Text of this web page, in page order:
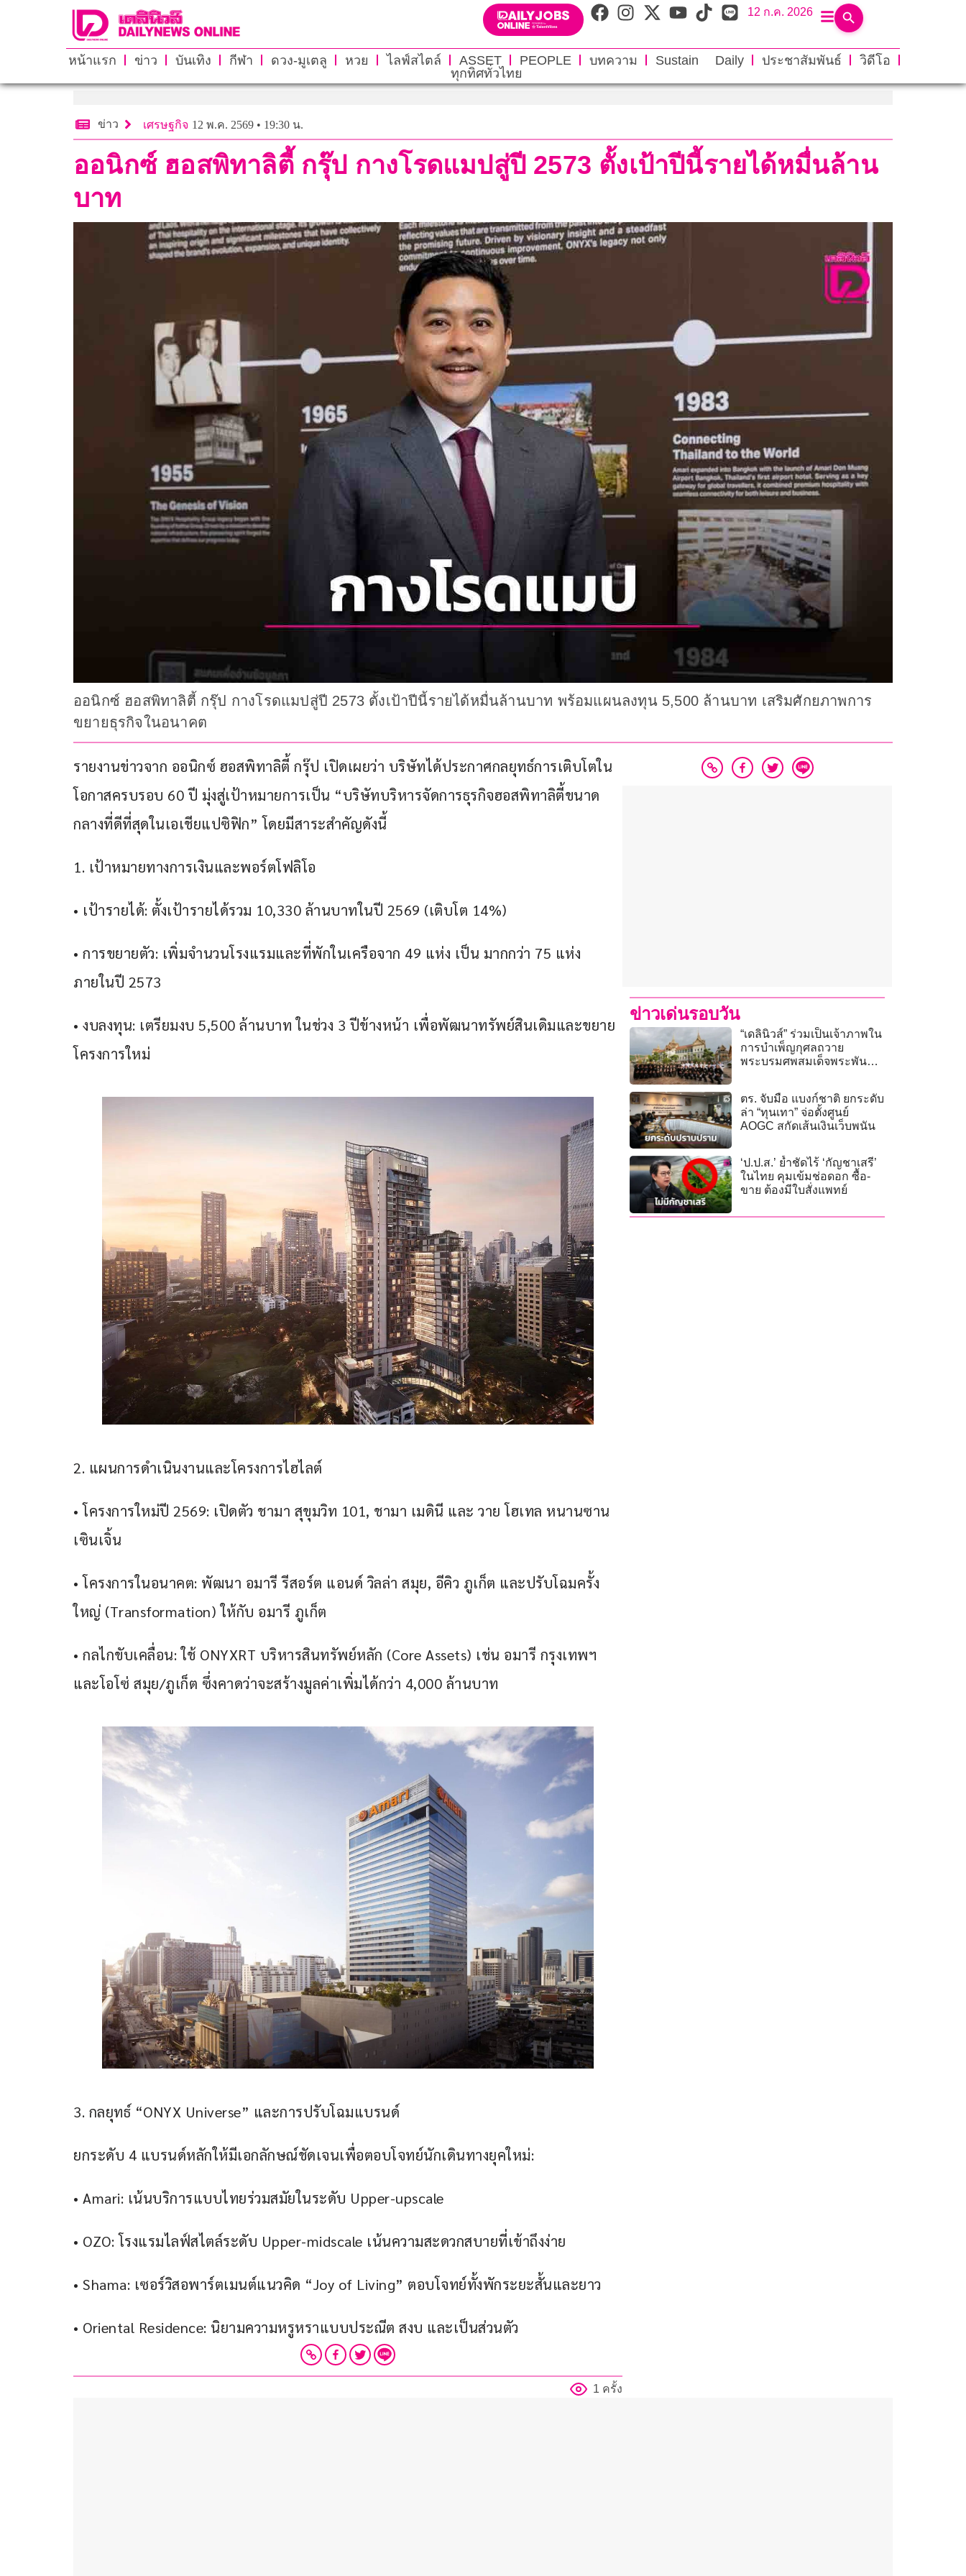
12 ก.ค. 2026
หน้าแรก ข่าว บันเทิง กีฬา ดวง-มูเตลู หวย ไลฟ์สไตล์ ASSET PEOPLE บทความ Sustain Daily ประชาสัมพันธ์
วิดีโอ
ทุกทิศทั่วไทย
ข่าว เศรษฐกิจ 12 พ.ค. 2569 • 19:30 น.
ออนิกซ์ ฮอสพิทาลิตี้ กรุ๊ป กางโรดแมปสู่ปี 2573 ตั้งเป้าปีนี้รายได้หมื่นล้าน
บาท
ออนิกซ์ ฮอสพิทาลิตี้ กรุ๊ป กางโรดแมปสู่ปี 2573 ตั้งเป้าปีนี้รายได้หมื่นล้านบาท พร้อมแผนลงทุน 5,500 ล้านบาท เสริมศักยภาพการ
ขยายธุรกิจในอนาคต
รายงานข่าวจาก ออนิกซ์ ฮอสพิทาลิตี้ กรุ๊ป เปิดเผยว่า บริษัทได้ประกาศกลยุทธ์การเติบโตใน
โอกาสครบรอบ 60 ปี มุ่งสู่เป้าหมายการเป็น “บริษัทบริหารจัดการธุรกิจฮอสพิทาลิตี้ขนาด
กลางที่ดีที่สุดในเอเชียแปซิฟิก” โดยมีสาระสำคัญดังนี้
1. เป้าหมายทางการเงินและพอร์ตโฟลิโอ
• เป้ารายได้: ตั้งเป้ารายได้รวม 10,330 ล้านบาทในปี 2569 (เติบโต 14%)
• การขยายตัว: เพิ่มจำนวนโรงแรมและที่พักในเครือจาก 49 แห่ง เป็น มากกว่า 75 แห่ง
ภายในปี 2573
• งบลงทุน: เตรียมงบ 5,500 ล้านบาท ในช่วง 3 ปีข้างหน้า เพื่อพัฒนาทรัพย์สินเดิมและขยาย
โครงการใหม่
2. แผนการดำเนินงานและโครงการไฮไลต์
• โครงการใหม่ปี 2569: เปิดตัว ชามา สุขุมวิท 101, ชามา เมดินี และ วาย โฮเทล หนานซาน
เซินเจิ้น
• โครงการในอนาคต: พัฒนา อมารี รีสอร์ต แอนด์ วิลล่า สมุย, อีคิว ภูเก็ต และปรับโฉมครั้ง
ใหญ่ (Transformation) ให้กับ อมารี ภูเก็ต
• กลไกขับเคลื่อน: ใช้ ONYXRT บริหารสินทรัพย์หลัก (Core Assets) เช่น อมารี กรุงเทพฯ
และโอโซ่ สมุย/ภูเก็ต ซึ่งคาดว่าจะสร้างมูลค่าเพิ่มได้กว่า 4,000 ล้านบาท
3. กลยุทธ์ “ONYX Universe” และการปรับโฉมแบรนด์
ยกระดับ 4 แบรนด์หลักให้มีเอกลักษณ์ชัดเจนเพื่อตอบโจทย์นักเดินทางยุคใหม่:
• Amari: เน้นบริการแบบไทยร่วมสมัยในระดับ Upper-upscale
• OZO: โรงแรมไลฟ์สไตล์ระดับ Upper-midscale เน้นความสะดวกสบายที่เข้าถึงง่าย
• Shama: เซอร์วิสอพาร์ตเมนต์แนวคิด “Joy of Living” ตอบโจทย์ทั้งพักระยะสั้นและยาว
• Oriental Residence: นิยามความหรูหราแบบประณีต สงบ และเป็นส่วนตัว
1 ครั้ง
ข่าวเด่นรอบวัน
“เดลินิวส์” ร่วมเป็นเจ้าภาพใน
การบำเพ็ญกุศลถวาย
พระบรมศพสมเด็จพระพันปี
ตร. จับมือ แบงก์ชาติ ยกระดับ
ล่า “ทุนเทา” จ่อตั้งศูนย์
AOGC สกัดเส้นเงินเว็บพนัน
‘ป.ป.ส.’ ย้ำชัดไร้ ‘กัญชาเสรี’
ในไทย คุมเข้มช่อดอก ซื้อ-
ขาย ต้องมีใบสั่งแพทย์